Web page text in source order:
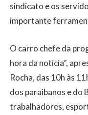
sindicato e os
importante
O carro chefe da
hora da notícia”,
Rocha, das 10h às
dos paraibanos e do
trabalhadores,